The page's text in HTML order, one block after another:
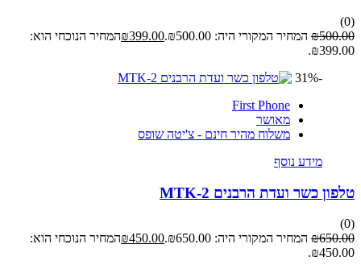
(0)
₪500.00 המחיר המקורי היה: ₪500.00. ₪399.00
המחיר הנוכחי הוא:
₪399.00.
-31%
First Phone
מאושר
משלוח מהיר חינם - צ'יטה שופס
מידע נוסף
טלפון כשר ועדת הרבנים MTK-2
(0)
₪650.00 המחיר המקורי היה: ₪650.00. ₪450.00
המחיר הנוכחי הוא:
₪450.00.